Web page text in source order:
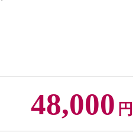
48,000 円